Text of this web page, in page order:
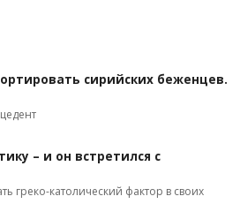
сирийских беженцев.
– и он встретился с
греко-католический фактор в своих